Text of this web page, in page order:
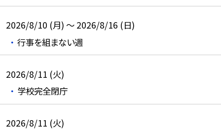
2026/8/10 (月) ～ 2026/8/16 (日)
行事を組まない週
2026/8/11 (火)
学校完全閉庁
2026/8/11 (火)